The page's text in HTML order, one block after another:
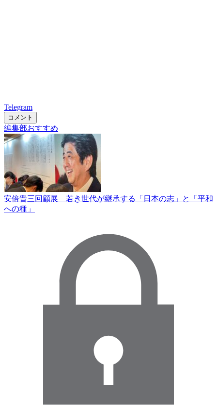
Telegram
コメント
編集部おすすめ
安倍晋三回顧展 若き世代が継承する「日本の志」と「平和
への種」